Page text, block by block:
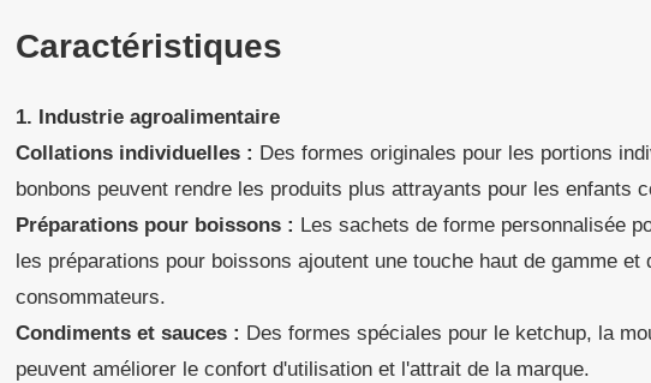
Caractéristiques
1. Industrie agroalimentaire
Collations individuelles : Des formes originales pour les portions
bonbons peuvent rendre les produits plus attrayants pour les enfants
Préparations pour boissons : Les sachets de forme personnalisée
les préparations pour boissons ajoutent une touche haut de gamme et
consommateurs.
Condiments et sauces : Des formes spéciales pour le ketchup, la
peuvent améliorer le confort d'utilisation et l'attrait de la marque.